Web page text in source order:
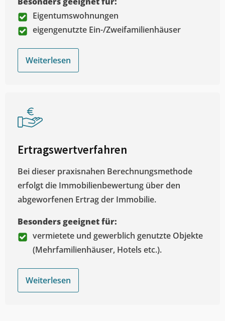
Eigentumswohnungen
eigengenutzte Ein-/Zweifamilienhäuser
Weiterlesen
Ertragswertverfahren
Bei dieser praxisnahen Berechnungsmethode
erfolgt die Immobilienbewertung über den
abgeworfenen Ertrag der Immobilie.
Besonders geeignet für:
vermietete und gewerblich genutzte Objekte
(Mehrfamilienhäuser, Hotels etc.).
Weiterlesen